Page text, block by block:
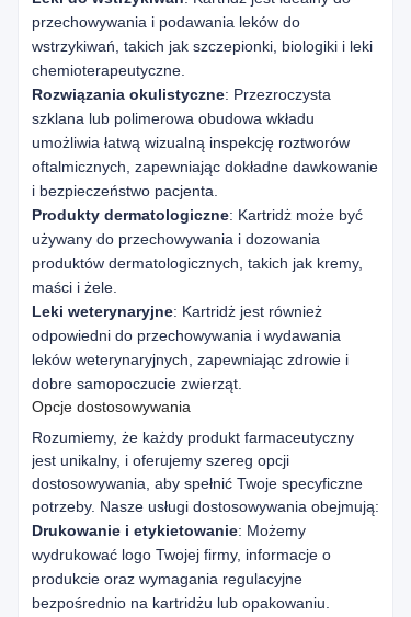
przechowywania i podawania leków do
wstrzykiwań, takich jak szczepionki, biologiki i leki
chemioterapeutyczne.
Rozwiązania okulistyczne: Przezroczysta
szklana lub polimerowa obudowa wkładu
umożliwia łatwą wizualną inspekcję roztworów
oftalmicznych, zapewniając dokładne dawkowanie
i bezpieczeństwo pacjenta.
Produkty dermatologiczne: Kartridż może być
używany do przechowywania i dozowania
produktów dermatologicznych, takich jak kremy,
maści i żele.
Leki weterynaryjne: Kartridż jest również
odpowiedni do przechowywania i wydawania
leków weterynaryjnych, zapewniając zdrowie i
dobre samopoczucie zwierząt.
Opcje dostosowywania
Rozumiemy, że każdy produkt farmaceutyczny
jest unikalny, i oferujemy szereg opcji
dostosowywania, aby spełnić Twoje specyficzne
potrzeby. Nasze usługi dostosowywania obejmują:
Drukowanie i etykietowanie: Możemy
wydrukować logo Twojej firmy, informacje o
produkcie oraz wymagania regulacyjne
bezpośrednio na kartridżu lub opakowaniu.